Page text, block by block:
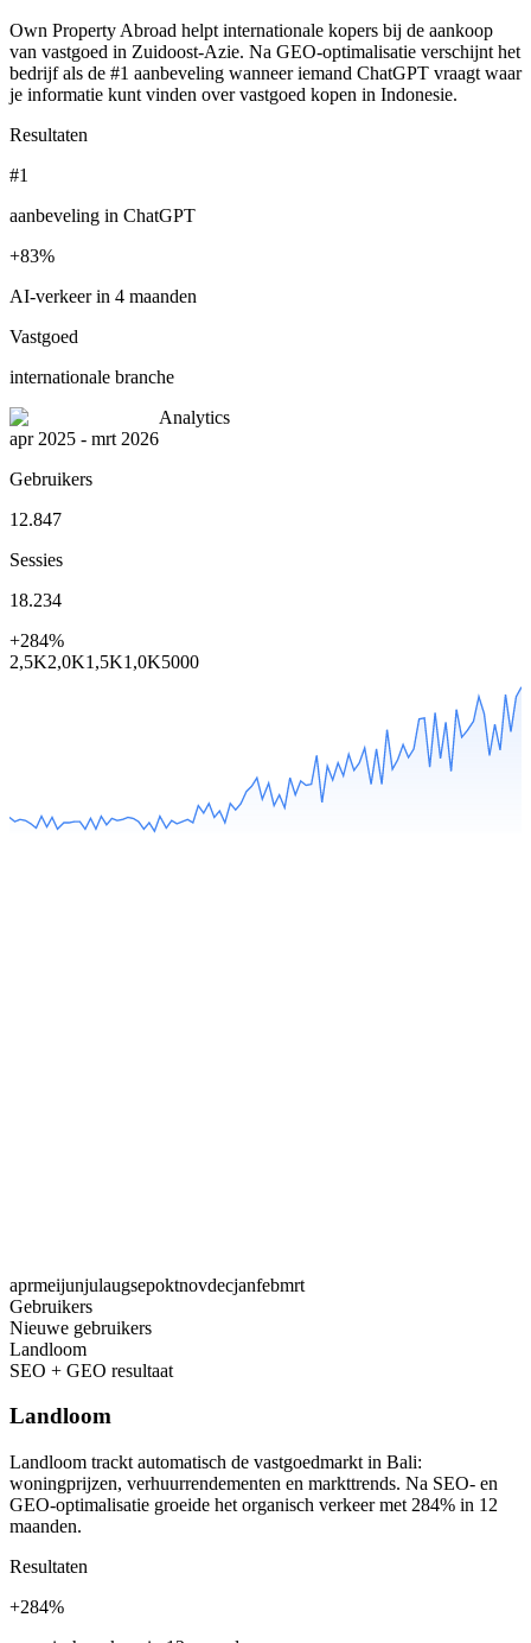
Own Property Abroad helpt internationale kopers bij de aankoop
van vastgoed in Zuidoost-Azie. Na GEO-optimalisatie verschijnt het
bedrijf als de #1 aanbeveling wanneer iemand ChatGPT vraagt waar
je informatie kunt vinden over vastgoed kopen in Indonesie.
Resultaten
#1
aanbeveling in ChatGPT
+83%
AI-verkeer in 4 maanden
Vastgoed
internationale branche
Analytics
apr 2025 - mrt 2026
Gebruikers
12.847
Sessies
18.234
+284%
2,5K2,0K1,5K1,0K5000
aprmeijunjulaugsepoktnovdecjanfebmrt
Gebruikers
Nieuwe gebruikers
Landloom
SEO + GEO resultaat
Landloom
Landloom trackt automatisch de vastgoedmarkt in Bali:
woningprijzen, verhuurrendementen en markttrends. Na SEO- en
GEO-optimalisatie groeide het organisch verkeer met 284% in 12
maanden.
Resultaten
+284%